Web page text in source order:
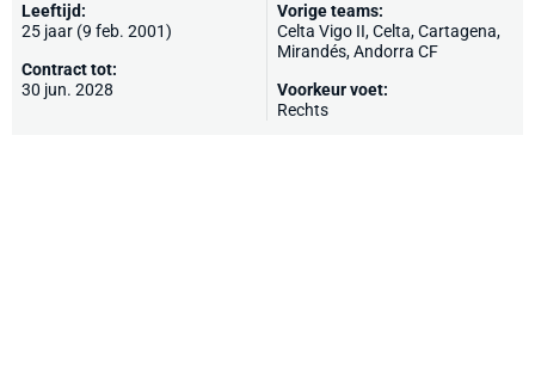
Leeftijd:
25 jaar (9 feb. 2001)
Contract tot:
30 jun. 2028
Vorige teams:
Celta Vigo II,Celta,Cartagena,
Mirandés, Andorra CF
Voorkeur voet:
Rechts